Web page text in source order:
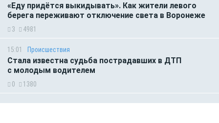
«Еду придётся выкидывать». Как жители левого
берега переживают отключение света в Воронеже
3 4981
15:01 Происшествия
Стала известна судьба пострадавших в ДТП
с молодым водителем
0 1380